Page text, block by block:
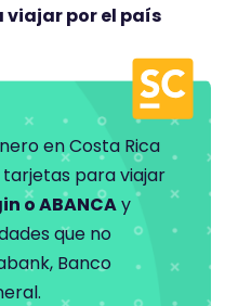
viajar por el país
en Costa Rica
tarjetas para viajar
o ABANCAy
que no
Banco